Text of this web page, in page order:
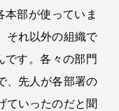
部が使っていま
それ以外の組織で
です。各々の部門
、先人が各部署の
ていったのだと聞